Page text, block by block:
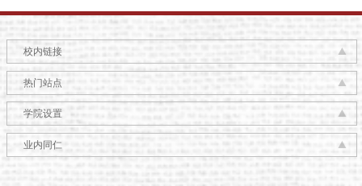
校内链接
热门站点
学院设置
业内同仁